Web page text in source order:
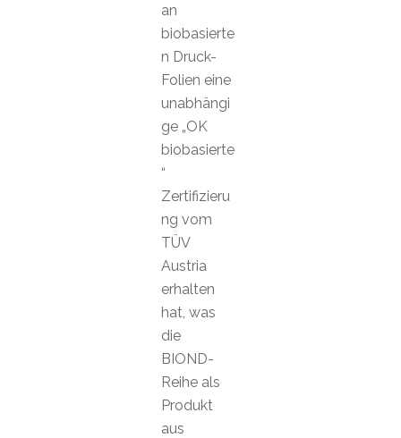
an
biobasierte
n Druck-
Folien eine
unabhängi
ge „OK
biobasierte
“
Zertifizieru
ng vom
TÜV
Austria
erhalten
hat, was
die
BIOND-
Reihe als
Produkt
aus